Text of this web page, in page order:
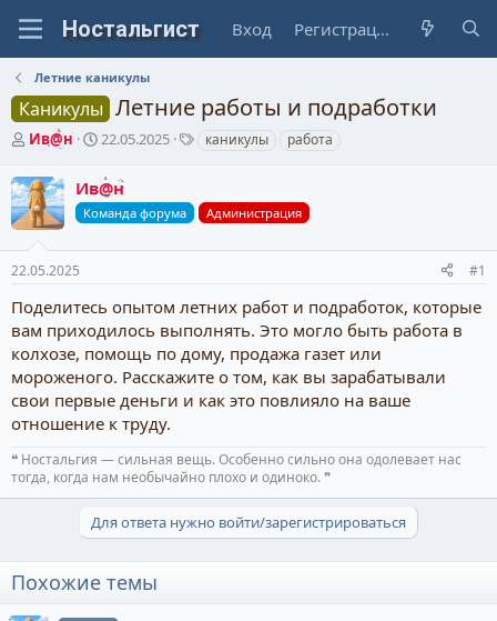
Вход Регистрация
Летние каникулы
Каникулы Летние работы и подработки
А
т
о
р
м
Ив@н
Д
т
а
н
ч
а
22.05.2025
и
каникулы работа
Ив@н
Команда форума Администрация
22.05.2025 #1
Поделитесь опытом летних работ и подработок, которые
вам приходилось выполнять. Это могло быть работа в
колхозе, помощь по дому, продажа газет или
мороженого. Расскажите о том, как вы зарабатывали
свои первые деньги и как это повлияло на ваше
отношение к труду.
❝ Ностальгия — сильная вещь. Особенно сильно она одолевает нас
тогда, когда нам необычайно плохо и одиноко. ❞
Для ответа нужно войти/зарегистрироваться
Похожие темы